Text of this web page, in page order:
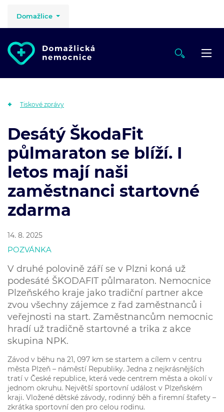
Domažlice
Tiskové zprávy
Desátý ŠkodaFit
půlmaraton se blíží. I
letos mají naši
zaměstnanci startovné
zdarma
14. 8. 2025
POZVÁNKA
V druhé polovině září se v Plzni koná už
podesáté ŠKODAFIT půlmaraton. Nemocnice
Plzeňského kraje jako tradiční partner akce
zvou všechny zájemce z řad zaměstnanců i
veřejnosti na start. Zaměstnancům nemocnic
hradí už tradičně startovné a trika z akce
skupina NPK.
Závod v běhu na 21, 097 km se startem a cílem v centru
města Plzeň – náměstí Republiky. Jedna z nejkrásnějších
tratí v České republice, která vede centrem města a okolí v
jednom okruhu. Největší sportovní událost v Plzeňském
kraji. Vložené dětské závody, rodinný běh a firemní štafety –
zkrátka sportovní den pro celou rodinu.